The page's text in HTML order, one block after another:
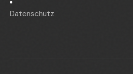
Datenschutz